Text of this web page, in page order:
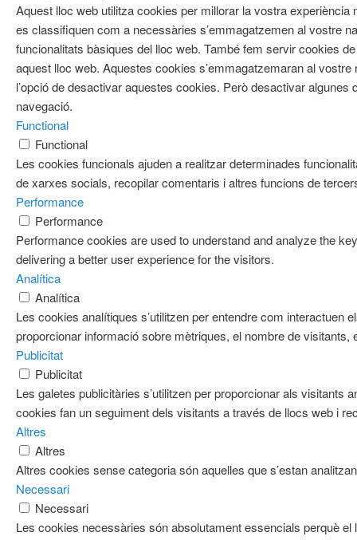
Aquest lloc web utilitza cookies per millorar la vostra
es classifiquen com a necessàries s’emmagatzemen al vostre
funcionalitats bàsiques del lloc web. També fem servir cookies
aquest lloc web. Aquestes cookies s’emmagatzemaran al
l’opció de desactivar aquestes cookies. Però desactivar
navegació.
Functional
Functional
Les cookies funcionals ajuden a realitzar determinades
de xarxes socials, recopilar comentaris i altres funcions de
Performance
Performance
Performance cookies are used to understand and analyze the
delivering a better user experience for the visitors.
Analítica
Analítica
Les cookies analítiques s’utilitzen per entendre com interactuen
proporcionar informació sobre mètriques, el nombre de visitants,
Publicitat
Publicitat
Les galetes publicitàries s’utilitzen per proporcionar als
cookies fan un seguiment dels visitants a través de llocs web i
Altres
Altres
Altres cookies sense categoria són aquelles que s’estan
Necessari
Necessari
Les cookies necessàries són absolutament essencials perquè